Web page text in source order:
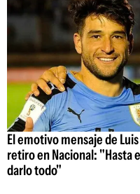
El emotivo mensaje de
retiro en Nacional: "Hasta
darlo todo"